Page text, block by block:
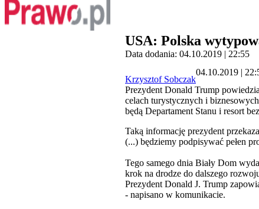
USA: Polska
Data dodania: 04.10.2019 | 22:55
Krzysztof Sobczak
04.10.2019 |
Prezydent Donald Trump
celach turystycznych i
będą Departament Stanu i resort
Taką informację prezydent
(...) będziemy podpisywać pełen
Tego samego dnia Biały Dom
krok na drodze do dalszego
Prezydent Donald J. Trump
- napisano w komunikacie.